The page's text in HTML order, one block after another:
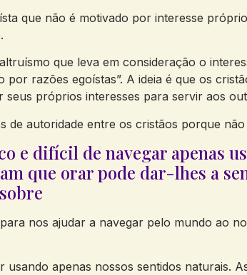
que não é motivado por interesse
que leva em consideração o
razões egoístas”. A ideia é que os
próprios interesses para servir aos
de autoridade entre os cristãos porque
e difícil de navegar apenas
que orar pode dar-lhes a
nos ajudar a navegar pelo mundo ao
apenas nossos sentidos naturais.